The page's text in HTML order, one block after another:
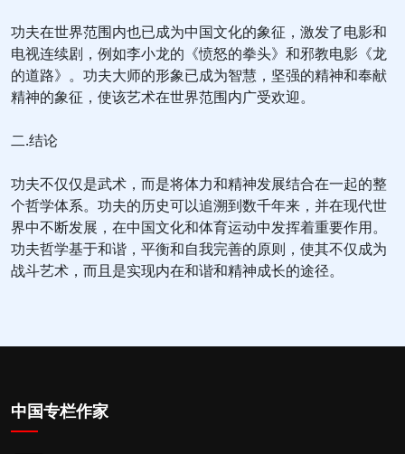
功夫在世界范围内也已成为中国文化的象征，激发了电影和
电视连续剧，例如李小龙的《愤怒的拳头》和邪教电影《龙
的道路》。功夫大师的形象已成为智慧，坚强的精神和奉献
精神的象征，使该艺术在世界范围内广受欢迎。
二.结论
功夫不仅仅是武术，而是将体力和精神发展结合在一起的整
个哲学体系。功夫的历史可以追溯到数千年来，并在现代世
界中不断发展，在中国文化和体育运动中发挥着重要作用。
功夫哲学基于和谐，平衡和自我完善的原则，使其不仅成为
战斗艺术，而且是实现内在和谐和精神成长的途径。
中国专栏作家